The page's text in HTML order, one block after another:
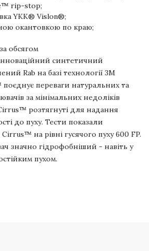
rip-stop;
YKK® Vislon®;
окантовкою по краю;
обсягом
синтетичний
Rab на базі технології 3M
переваги натуральних та
за мінімальних недоліків
розтягнуті для надання
до пуху. Тести показали
на рівні гусячого пуху 600 FP.
значно гідрофобніший - навіть у
пухом.